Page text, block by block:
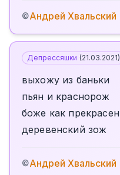
©Андрей Хвальский
Депрессяшки (21.03.2021)
выхожу из баньки
пьян и краснорож
боже как прекрасен
деревенский зож
©Андрей Хвальский